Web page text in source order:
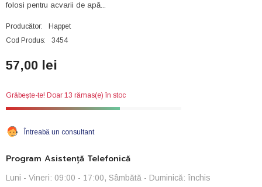
folosi pentru acvarii de apă...
Producător:
Happet
Cod Produs:
3454
57,00 lei
Grăbește-te! Doar 13 rămas(e) în stoc
Întreabă un consultant
Program Asistență Telefonică
Luni - Vineri: 09:00 - 17:00, Sâmbătă - Duminică: închis